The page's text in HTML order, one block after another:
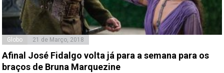
Globo 21 de Março, 2018
Afinal José Fidalgo volta já para a semana para os
braços de Bruna Marquezine